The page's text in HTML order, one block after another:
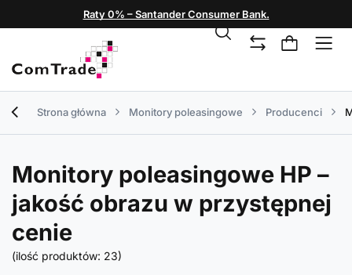
Raty 0% – Santander Consumer Bank.
Strona główna Monitory poleasingowe Producenci
Monitory poleasingowe HP –
jakość obrazu w przystępnej
cenie
(ilość produktów: 23)